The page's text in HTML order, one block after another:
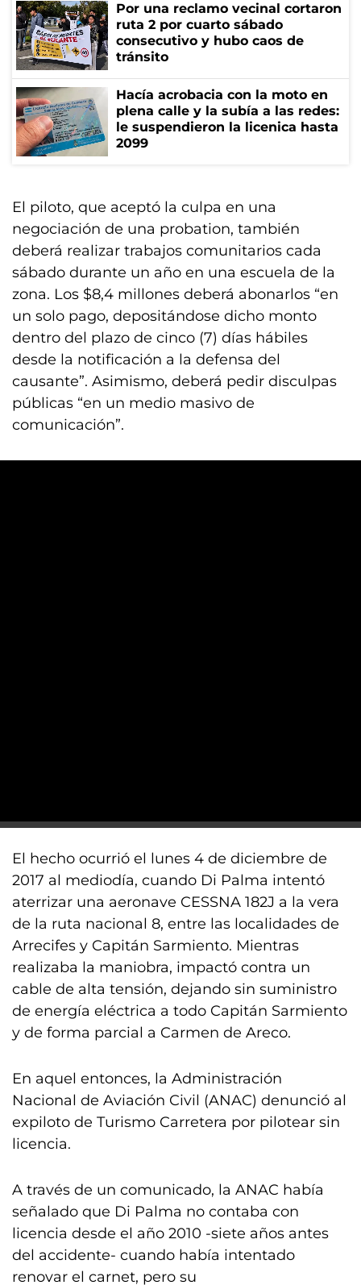
Por una reclamo vecinal cortaron
ruta 2 por cuarto sábado
consecutivo y hubo caos de
tránsito
Hacía acrobacia con la moto en
plena calle y la subía a las redes:
le suspendieron la licenica hasta
2099
El piloto, que aceptó la culpa en una
negociación de una probation, también
deberá realizar trabajos comunitarios cada
sábado durante un año en una escuela de la
zona. Los $8,4 millones deberá abonarlos “en
un solo pago, depositándose dicho monto
dentro del plazo de cinco (7) días hábiles
desde la notificación a la defensa del
causante”. Asimismo, deberá pedir disculpas
públicas “en un medio masivo de
comunicación”.
El hecho ocurrió el lunes 4 de diciembre de
2017 al mediodía, cuando Di Palma intentó
aterrizar una aeronave CESSNA 182J a la vera
de la ruta nacional 8, entre las localidades de
Arrecifes y Capitán Sarmiento. Mientras
realizaba la maniobra, impactó contra un
cable de alta tensión, dejando sin suministro
de energía eléctrica a todo Capitán Sarmiento
y de forma parcial a Carmen de Areco.
En aquel entonces, la Administración
Nacional de Aviación Civil (ANAC) denunció al
expiloto de Turismo Carretera por pilotear sin
licencia.
A través de un comunicado, la ANAC había
señalado que Di Palma no contaba con
licencia desde el año 2010 -siete años antes
del accidente- cuando había intentado
renovar el carnet, pero su